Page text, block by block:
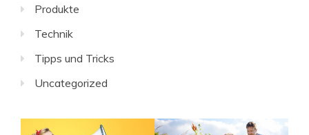
Produkte
Technik
Tipps und Tricks
Uncategorized